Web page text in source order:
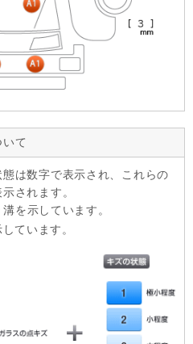
て
は数字で表示され、これらの
されます。
を示しています。
ています。